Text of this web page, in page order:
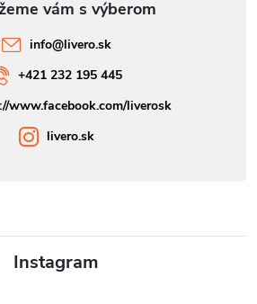
Instagram
info@livero.sk
+421 232 195 445
www.facebook.com/liverosk
livero.sk